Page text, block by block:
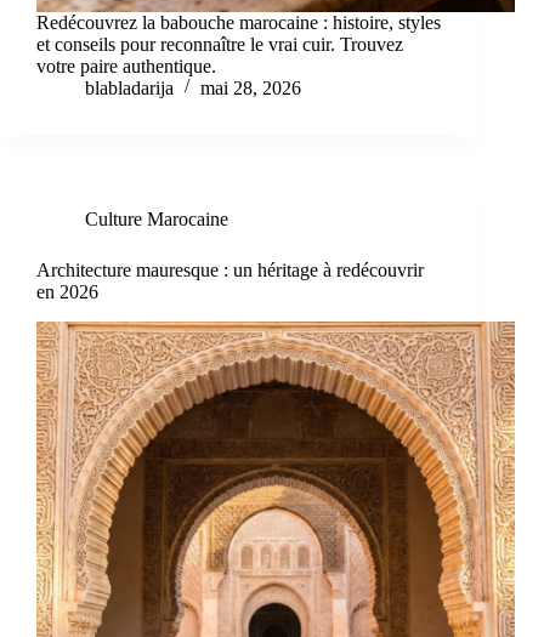
Redécouvrez la babouche marocaine : histoire, styles
et conseils pour reconnaître le vrai cuir. Trouvez
votre paire authentique.
blabladarija
mai 28, 2026
Culture Marocaine
Architecture mauresque : un héritage à redécouvrir
en 2026